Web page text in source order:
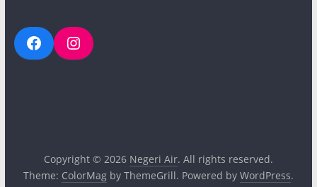
FacebookInstagram
Copyright © 2026 Negeri Air. All rights reserved.
Theme: ColorMagby ThemeGrill. Powered by WordPress.